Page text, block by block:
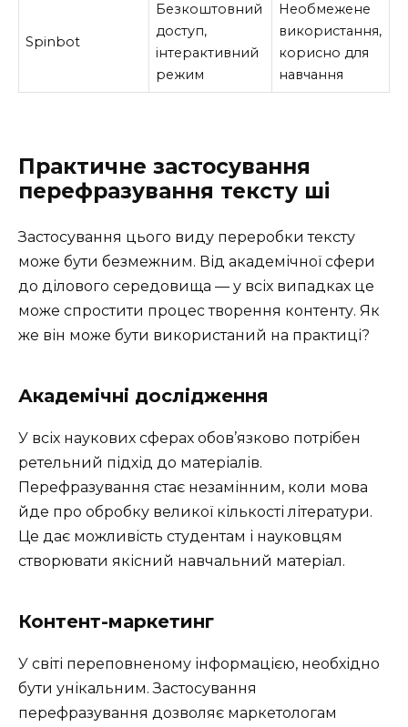
Spinbot
Безкоштовний
доступ,
інтерактивний
режим
Необмежене
використання,
корисно для
навчання
Практичне застосування
перефразування тексту ші
Застосування цього виду переробки тексту
може бути безмежним. Від академічної сфери
до ділового середовища — у всіх випадках це
може спростити процес творення контенту. Як
же він може бути використаний на практиці?
Академічні дослідження
У всіх наукових сферах обов’язково потрібен
ретельний підхід до матеріалів.
Перефразування стає незамінним, коли мова
йде про обробку великої кількості літератури.
Це дає можливість студентам і науковцям
створювати якісний навчальний матеріал.
Контент-маркетинг
У світі переповненому інформацією, необхідно
бути унікальним. Застосування
перефразування дозволяє маркетологам